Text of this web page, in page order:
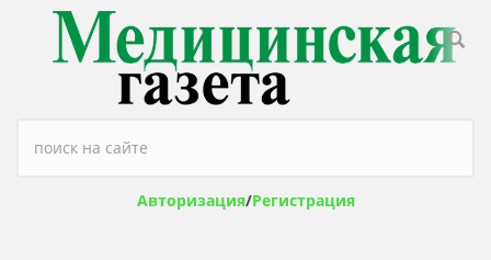
Перейти к основному содержанию
Форма поиска
Авторизация/Регистрация